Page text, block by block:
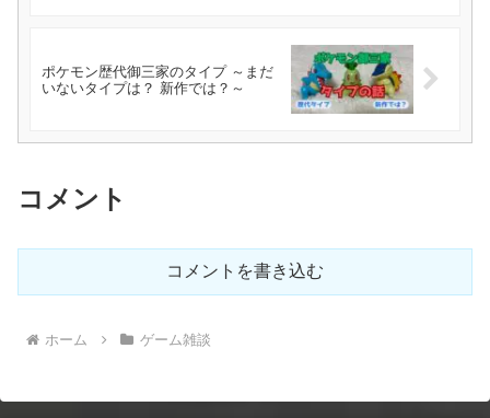
ポケモン歴代御三家のタイプ ～まだ
いないタイプは？ 新作では？～
コメント
コメントを書き込む
ホーム ゲーム雑談